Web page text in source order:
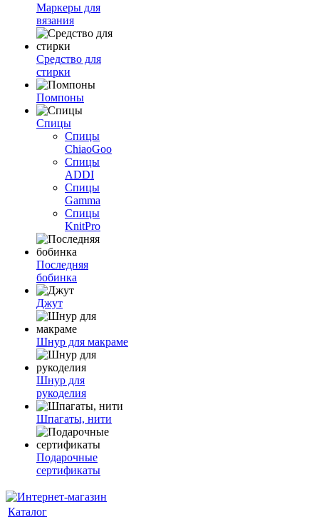
Маркеры для
вязания
Средство для
стирки
Помпоны
Спицы
Спицы
ChiaoGoo
Спицы
ADDI
Спицы
Gamma
Спицы
KnitPro
Последняя
бобинка
Джут
Шнур для макраме
Шнур для
рукоделия
Шпагаты, нити
Подарочные
сертификаты
Каталог